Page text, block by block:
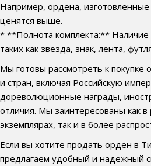
Например, ордена,
ценятся выше.
* **Полнота комплекта:** Наличие
таких как звезда, знак, лента,
Мы готовы рассмотреть к покупке
и стран, включая Российскую
дореволюционные награды,
отличия. Мы заинтересованы как
экземплярах, так и в более
Если вы хотите продать орден в
предлагаем удобный и надежный